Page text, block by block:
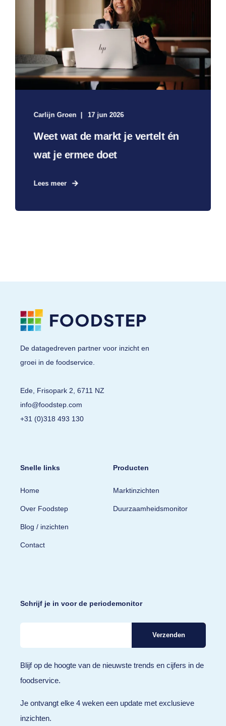
Carlijn Groen 17 jun 2026
Weet wat de markt je vertelt én
wat je ermee doet
Lees meer
De datagedreven partner voor inzicht en
groei in de foodservice.
Ede, Frisopark 2, 6711 NZ
info@foodstep.com
+31 (0)318 493 130
Snelle links
Home
Over Foodstep
Blog / inzichten
Contact
Producten
Marktinzichten
Duurzaamheidsmonitor
Schrijf je in voor de periodemonitor
Blijf op de hoogte van de nieuwste trends en cijfers in de
foodservice.
Je ontvangt elke 4 weken een update met exclusieve
inzichten.